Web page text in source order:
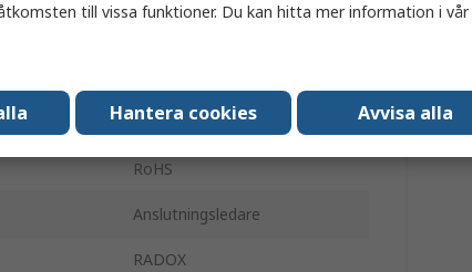
Förtent koppar
RoHS
Anslutningsledare
RADOX
till vissa funktioner. Du kan hitta mer information i vår
Hantera cookies Avvisa alla